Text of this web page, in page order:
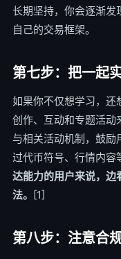
长期坚持，你会逐渐发
自己的交易框架。
第七步：把一起
如果你不仅想学习，还
创作、互动和专题活动
与相关活动机制，鼓励
过代币符号、行情内容
达能力的用户来说，边
法。 [1]
第八步：注意合